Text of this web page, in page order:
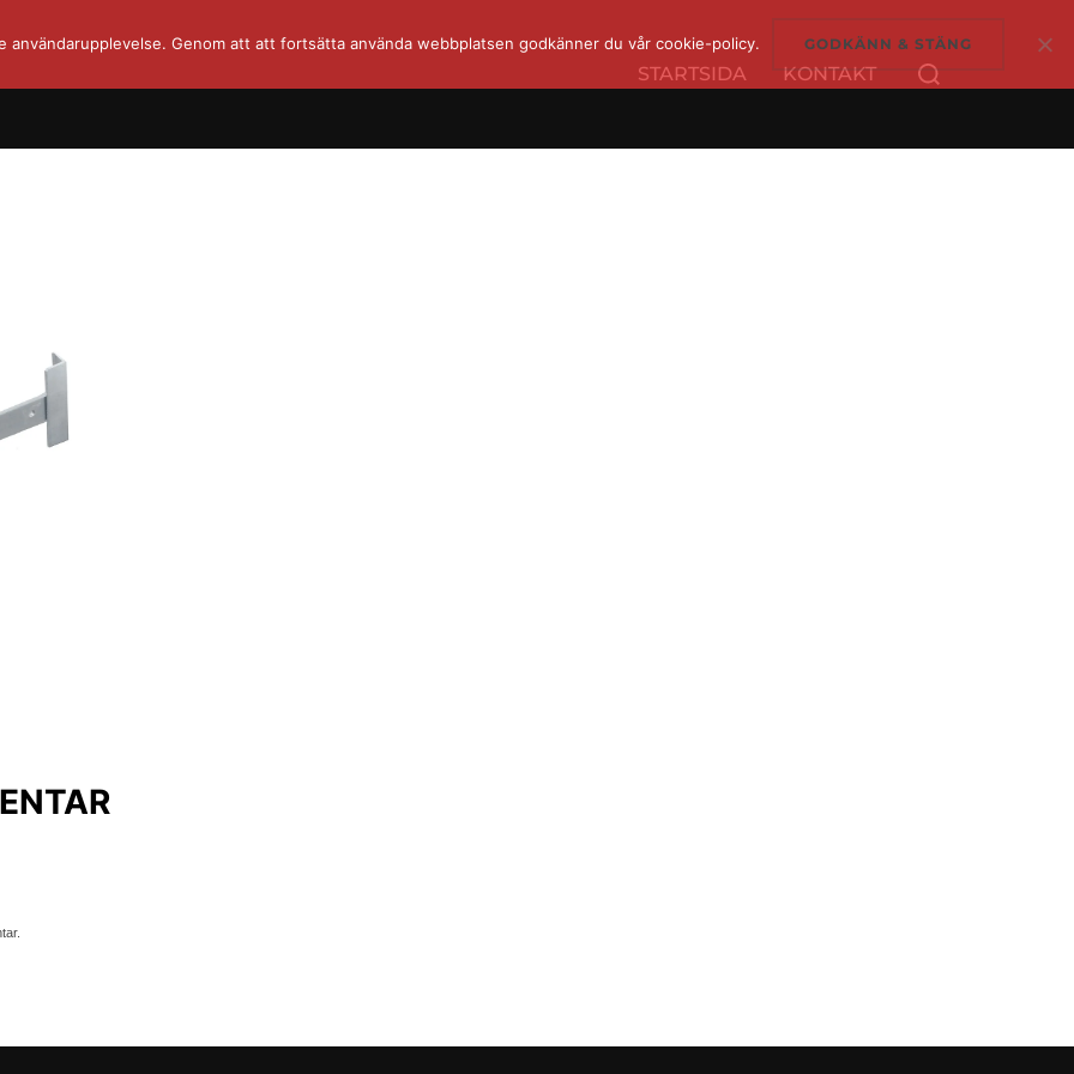
STARTSIDA KONTAKT
Sök
efter:
Genom att att fortsätta använda webbplatsen godkänner du vår cookie-policy. GODKÄNN & STÄNG